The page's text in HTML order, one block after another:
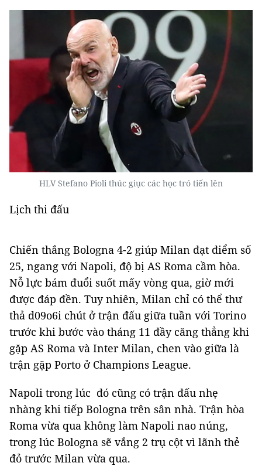
HLV Stefano Pioli thúc giục các học tró tiến lên
Lịch thi đấu
Chiến thắng Bologna 4-2 giúp Milan đạt điểm số
25, ngang với Napoli, độ bị AS Roma cầm hòa.
Nỗ lực bám đuổi suốt mấy vòng qua, giờ mới
được đáp đền. Tuy nhiên, Milan chỉ có thể thư
thả d09o6i chút ở trận đấu giữa tuần với Torino
trước khi bước vào tháng 11 đầy căng thẳng khi
gặp AS Roma và Inter Milan, chen vào giữa là
trận gặp Porto ở Champions League.
Napoli trong lúc đó cũng có trận đấu nhẹ
nhàng khi tiếp Bologna trên sân nhà. Trận hòa
Roma vừa qua không làm Napoli nao núng,
trong lúc Bologna sẽ vắng 2 trụ cột vì lãnh thẻ
đỏ trước Milan vừa qua.